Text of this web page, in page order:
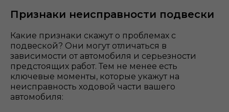
Признаки неисправности подвески
Какие признаки скажут о проблемах с
подвеской? Они могут отличаться в
зависимости от автомобиля и серьезности
предстоящих работ. Тем не менее есть
ключевые моменты, которые укажут на
неисправность ходовой части вашего
автомобиля: